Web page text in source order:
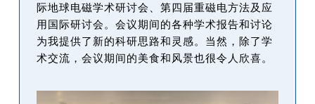
际地球电磁学术研讨会、第四届重磁电方法及应
用国际研讨会。会议期间的各种学术报告和讨论
为我提供了新的科研思路和灵感。当然，除了学
术交流，会议期间的美食和风景也很令人欣喜。